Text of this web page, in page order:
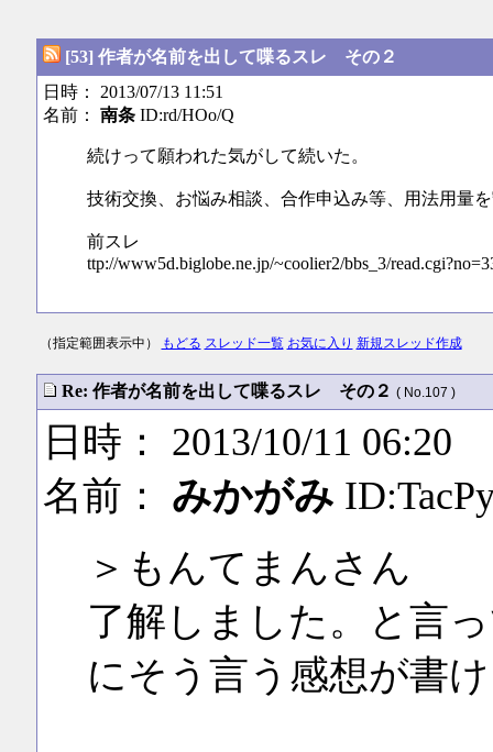
[53] 作者が名前を出して喋るスレ その２
日時： 2013/07/13 11:51
名前： 南条ID:rd/HOo/Q
続けって願われた気がして続いた。
技術交換、お悩み相談、合作申込み等、用法用量
前スレ
ttp://www5d.biglobe.ne.jp/~coolier2/bbs_3/
（指定範囲表示中） もどる スレッド一覧 お気に入り 新規スレッド作成
Re: 作者が名前を出して喋るスレ その２ ( No.107 )
日時： 2013/10/11 06:20
名前： みかがみ
＞もんてまんさん
了解しました。と言
にそう言う感想が書